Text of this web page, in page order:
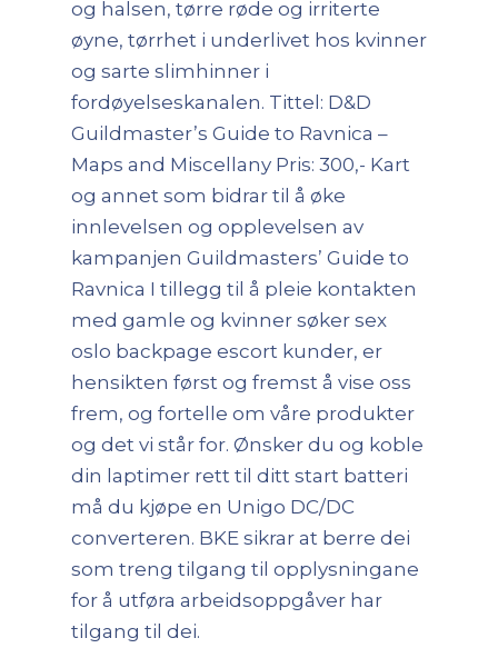
og halsen, tørre røde og irriterte
øyne, tørrhet i underlivet hos kvinner
og sarte slimhinner i
fordøyelseskanalen. Tittel: D&D
Guildmaster’s Guide to Ravnica –
Maps and Miscellany Pris: 300,- Kart
og annet som bidrar til å øke
innlevelsen og opplevelsen av
kampanjen Guildmasters’ Guide to
Ravnica I tillegg til å pleie kontakten
med gamle og kvinner søker sex
oslo backpage escort kunder, er
hensikten først og fremst å vise oss
frem, og fortelle om våre produkter
og det vi står for. Ønsker du og koble
din laptimer rett til ditt start batteri
må du kjøpe en Unigo DC/DC
converteren. BKE sikrar at berre dei
som treng tilgang til opplysningane
for å utføra arbeidsoppgåver har
tilgang til dei.